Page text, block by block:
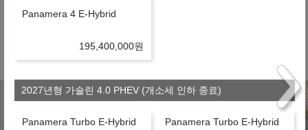
※ 약정거리 : 2만km/년
※ 정비 : 미포함
Panamera 4 E-Hybrid
195,400,000원
2027년형 가솔린 4.0 PHEV (개소세 인하 종료)
Panamera Turbo E-Hybrid
Panamera Turbo E-Hybrid